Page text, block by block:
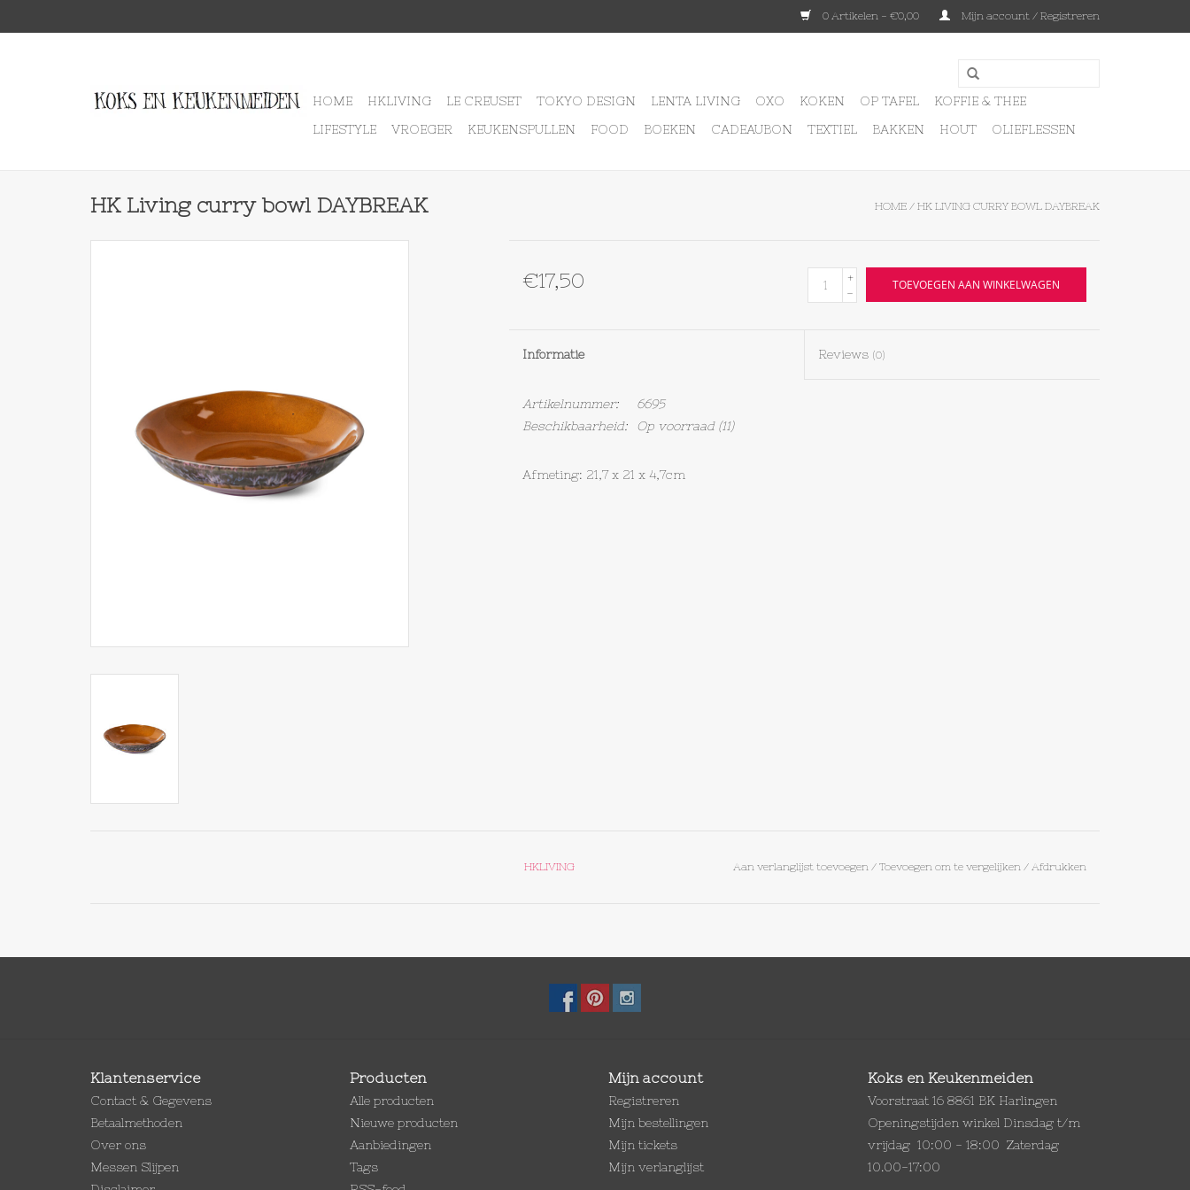
0 Artikelen - €0,00 Mijn account / Registreren
HOME HKLIVING LE CREUSET TOKYO DESIGN LENTA LIVING OXO KOKEN OP TAFEL
KOFFIE & THEE
LIFESTYLE
VROEGER KEUKENSPULLEN FOOD BOEKEN CADEAUBON TEXTIEL BAKKEN HOUT OLIEFLESSEN
HK Living curry bowl DAYBREAK HOME / HK LIVING CURRY BOWL DAYBREAK
€17,50
+
-
TOEVOEGEN AAN WINKELWAGEN
Informatie Reviews (0)
Artikelnummer:
6695
Beschikbaarheid:
Op voorraad(11)
Afmeting: 21,7 x 21 x 4,7cm
HKLIVING Aan verlanglijst toevoegen / Toevoegen om te vergelijken / Afdrukken
Klantenservice
Contact & Gegevens
Betaalmethoden
Over ons
Messen Slijpen
Producten
Alle producten
Nieuwe producten
Aanbiedingen
Tags
Mijn account
Registreren
Mijn bestellingen
Mijn tickets
Mijn verlanglijst
Koks en Keukenmeiden
Voorstraat 16 8861 BK Harlingen
Openingstijden winkel Dinsdag t/m
vrijdag 10:00 - 18:00 Zaterdag
10.00-17:00